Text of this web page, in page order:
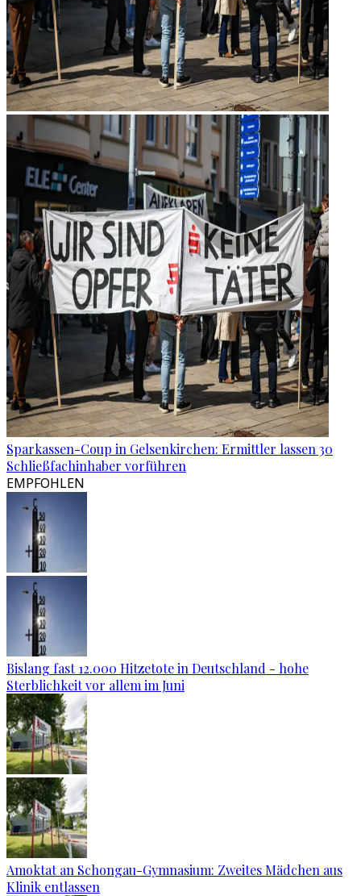
Sparkassen-Coup in Gelsenkirchen: Ermittler lassen 30
Schließfachinhaber vorführen
EMPFOHLEN
Bislang fast 12.000 Hitzetote in Deutschland - hohe
Sterblichkeit vor allem im Juni
Amoktat an Schongau-Gymnasium: Zweites Mädchen aus
Klinik entlassen